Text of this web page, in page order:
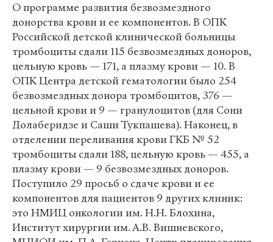
О программе развития безвозмездного
донорства крови и ее компонентов. В ОПК
Российской детской клинической больницы
тромбоциты сдали 115 безвозмездных доноров,
цельную кровь — 171, а плазму крови — 10. В
ОПК Центра детской гематологии было 254
безвозмездных донора тромбоцитов, 376 —
цельной крови и 9 — гранулоцитов (для Сони
Долаберидзе и Саши Тукпашева). Наконец, в
отделении переливания крови ГКБ № 52
тромбоциты сдали 188, цельную кровь — 455, а
плазму крови — 9 безвозмездных доноров.
Поступило 29 просьб о сдаче крови и ее
компонентов для пациентов 9 других клиник:
это НМИЦ онкологии им. Н.Н. Блохина,
Институт хирургии им. А.В. Вишневского,